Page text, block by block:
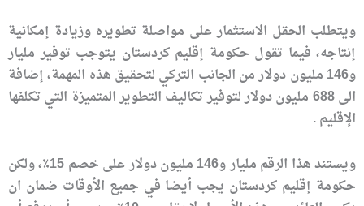
ويتطلب الحقل الاستثمار على مواصلة تطويره وزيادة إمكانية
إنتاجه، فيما تقول حكومة إقليم كردستان يتوجب توفير مليار
و146 مليون دولار من الجانب التركي لتحقيق هذه المهمة، إضافة
الى 688 مليون دولار لتوفير تكاليف التطوير المتميزة التي تكلفها
الإقليم .
ويستند هذا الرقم مليار و146 مليون دولار على خصم 15٪، ولكن
حكومة إقليم كردستان يجب أيضا في جميع الأوقات ضمان ان